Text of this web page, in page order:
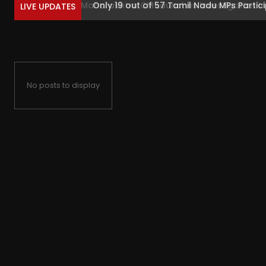
LIVE UPDATES Only 19 out of 57 Tamil Nadu MPs
No posts to display